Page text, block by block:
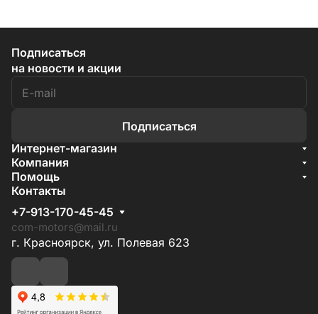
Подписаться
на новости и акции
Подписаться
Интернет-магазин
Акции
Бренды
Компания
О компании
Документы
Условия поставки
Отзывы
Помощь
Условия доставки
Способы оплаты
Гарантия на товар
Контакты
+7-913-170-45-45
com-motors@mail.ru
г. Красноярск, ул. Полевая 623